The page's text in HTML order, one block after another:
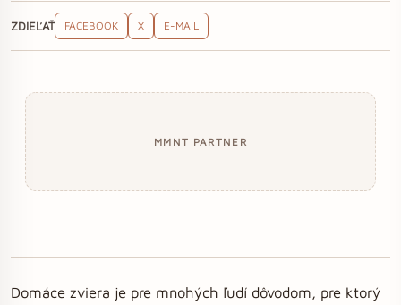
ZDIEĽAŤ FACEBOOK X E-MAIL
MMNT PARTNER
Domáce zviera je pre mnohých ľudí dôvodom, pre ktorý